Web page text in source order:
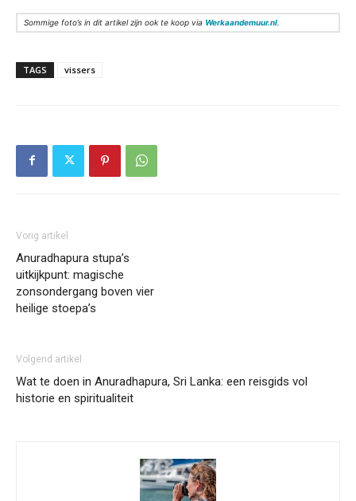
Sommige foto’s in dit artikel zijn ook te koop via Werkaandemuur.nl
TAGS vissers
Vorig artikel
Anuradhapura stupa’s
uitkijkpunt: magische
zonsondergang boven vier
heilige stoepa’s
Volgend artikel
Wat te doen in Anuradhapura, Sri Lanka: een reisgids vol
historie en spiritualiteit